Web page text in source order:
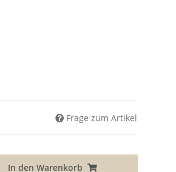
Frage zum Artikel
In den Warenkorb